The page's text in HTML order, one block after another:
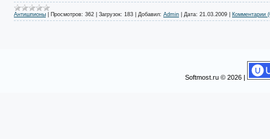
Антишпионы Просмотров: 362 Загрузок: 183 Добавил: Admin Дата: 21.03.2009 Комментарии
Softmost.ru © 2026 |